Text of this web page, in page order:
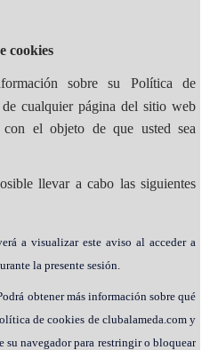
cookies
sobre su Política de
cualquier página del sitio web
el objeto de que usted sea
llevar a cabo las siguientes
a visualizar este aviso al acceder a
la presente sesión.
obtener más información sobre qué
de cookies de clubalameda.com y
navegador para restringir o bloquear